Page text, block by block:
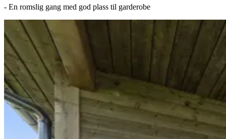
- En romslig gang med god plass til garderobe